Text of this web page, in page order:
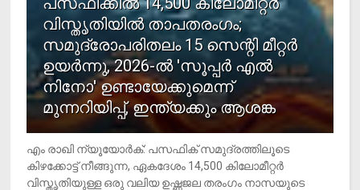
വിസ്തൃതിയില്‍ താപതരംഗം;
സമുദ്രോപരിതലം 15 സെന്റി മീറ്റര്‍
ഉയര്‍ന്നു, 2026-ല്‍ 'സൂപ്പര്‍ എല്‍
നിനോ' ഉണ്ടായേക്കുമെന്ന്
മുന്നറിയിപ്പ്, ഇന്ത്യക്കും ആശങ്ക
എം രാഖി ന്യൂയോര്‍ക്: പസഫിക് സമുദ്രത്തിലൂടെ
കിഴക്കോട്ട് നീങ്ങുന്ന, ഏകദേശം 14,500 കിലോമീറ്റര്‍
വിസ്തൃതിയുള്ള ഒരു വലിയ ഉഷ്ണജല തരംഗം നാസയുടെ